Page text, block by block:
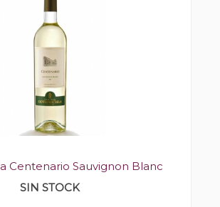
Centenario Sauvignon Blanc
SIN STOCK